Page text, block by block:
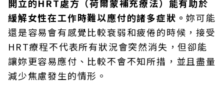
開立的HRT處方（荷爾蒙補充療法）能有助於
緩解女性在工作時難以應付的諸多症狀。妳可能
還是容易會有感覺比較衰弱和疲倦的時候，接受
HRT療程不代表所有狀況會突然消失，但卻能
讓妳更容易應付、比較不會不知所措，並且盡量
減少焦慮發生的情形。